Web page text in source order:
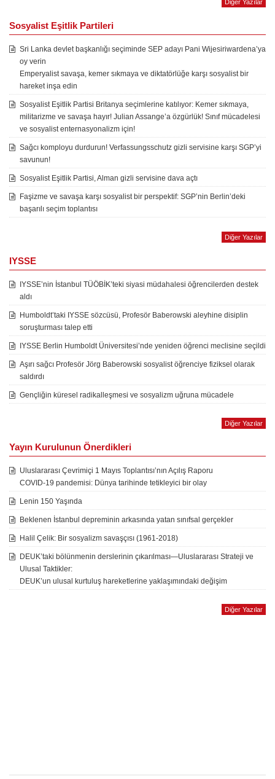
Diğer Yazılar
Sosyalist Eşitlik Partileri
Sri Lanka devlet başkanlığı seçiminde SEP adayı Pani Wijesiriwardena’ya
oy verin
Emperyalist savaşa, kemer sıkmaya ve diktatörlüğe karşı sosyalist bir
hareket inşa edin
Sosyalist Eşitlik Partisi Britanya seçimlerine katılıyor: Kemer sıkmaya,
militarizme ve savaşa hayır! Julian Assange’a özgürlük! Sınıf mücadelesi
ve sosyalist enternasyonalizm için!
Sağcı komployu durdurun! Verfassungsschutz gizli servisine karşı SGP’yi
savunun!
Sosyalist Eşitlik Partisi, Alman gizli servisine dava açtı
Faşizme ve savaşa karşı sosyalist bir perspektif: SGP’nin Berlin’deki
başarılı seçim toplantısı
Diğer Yazılar
IYSSE
IYSSE’nin İstanbul TÜÖBİK’teki siyasi müdahalesi öğrencilerden destek
aldı
Humboldt’taki IYSSE sözcüsü, Profesör Baberowski aleyhine disiplin
soruşturması talep etti
IYSSE Berlin Humboldt Üniversitesi’nde yeniden öğrenci meclisine seçildi
Aşırı sağcı Profesör Jörg Baberowski sosyalist öğrenciye fiziksel olarak
saldırdı
Gençliğin küresel radikalleşmesi ve sosyalizm uğruna mücadele
Diğer Yazılar
Yayın Kurulunun Önerdikleri
Uluslararası Çevrimiçi 1 Mayıs Toplantısı’nın Açılış Raporu
COVID-19 pandemisi: Dünya tarihinde tetikleyici bir olay
Lenin 150 Yaşında
Beklenen İstanbul depreminin arkasında yatan sınıfsal gerçekler
Halil Çelik: Bir sosyalizm savaşçısı (1961-2018)
DEUK’taki bölünmenin derslerinin çıkarılması—Uluslararası Strateji ve
Ulusal Taktikler:
DEUK’un ulusal kurtuluş hareketlerine yaklaşımındaki değişim
Diğer Yazılar